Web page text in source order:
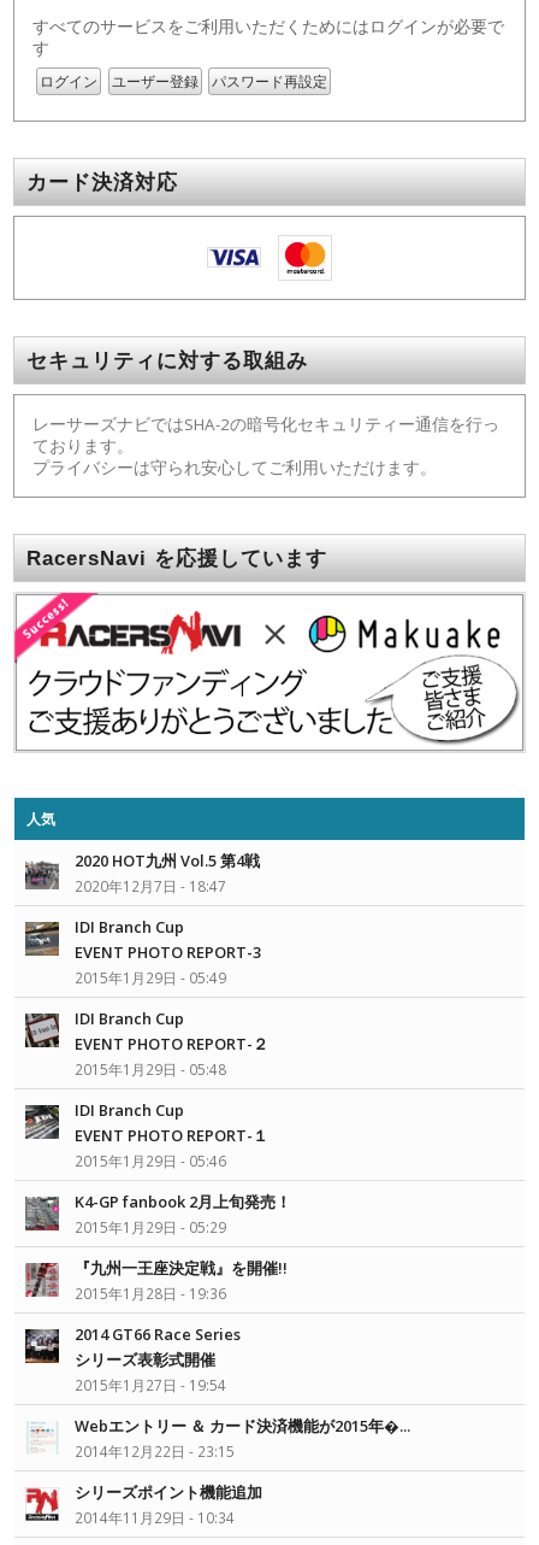
すべてのサービスをご利用いただくためにはログインが必要で
す
ログイン ユーザー登録 パスワード再設定
カード決済対応
セキュリティに対する取組み
レーサーズナビではSHA-2の暗号化セキュリティー通信を行っ
ております。
プライバシーは守られ安心してご利用いただけます。
RacersNavi を応援しています
人気
2020 HOT九州 Vol.5 第4戦
2020年12月7日 - 18:47
IDI Branch Cup
EVENT PHOTO REPORT-3
2015年1月29日 - 05:49
IDI Branch Cup
EVENT PHOTO REPORT-２
2015年1月29日 - 05:48
IDI Branch Cup
EVENT PHOTO REPORT-１
2015年1月29日 - 05:46
K4-GP fanbook 2月上旬発売！
2015年1月29日 - 05:29
『九州一王座決定戦』を開催!!
2015年1月28日 - 19:36
2014 GT66 Race Series
シリーズ表彰式開催
2015年1月27日 - 19:54
Webエントリー ＆ カード決済機能が2015年�...
2014年12月22日 - 23:15
シリーズポイント機能追加
2014年11月29日 - 10:34